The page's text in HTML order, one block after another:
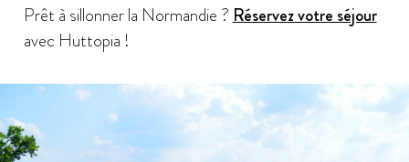
Prêt à sillonner la Normandie ? Réservez votre séjour
avec Huttopia !